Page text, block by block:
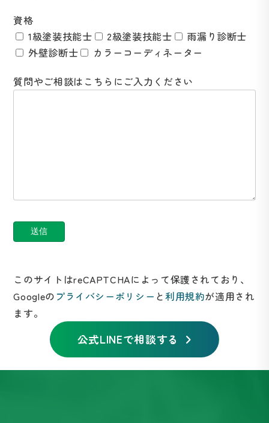
資格
1級塗装技能士
2級塗装技能士
雨漏り診断士
外壁診断士
カラーコーディネーター
質問やご相談はこちらにご入力ください
このサイトはreCAPTCHAによって保護されており、
Googleのプライバシーポリシー と利用規約が適用され
ます。
公式LINEで相談する